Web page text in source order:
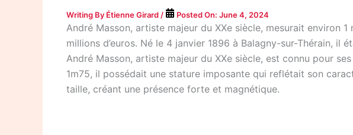
Writing By Étienne Girard / Posted On: June 4, 2024
André Masson, artiste majeur du XXe siècle, mesurait environ
millions d’euros. Né le 4 janvier 1896 à Balagny-sur-Thérain, il
André Masson, artiste majeur du XXe siècle, est connu pour
1m75, il possédait une stature imposante qui reflétait son
taille, créant une présence forte et magnétique.